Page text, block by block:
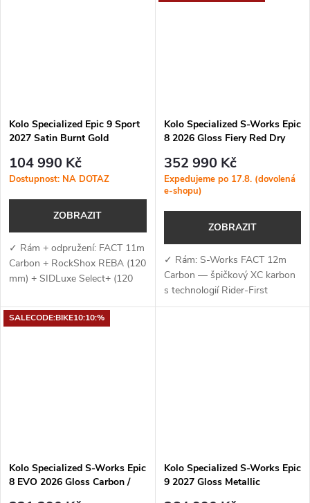
Kolo Specialized Epic 9 Sport
2027 Satin Burnt Gold
104 990 Kč
Dostupnost: NA DOTAZ
ZOBRAZIT
✓ Rám + odpružení: FACT 11m
Carbon + RockShox REBA (120
mm) + SIDLuxe Select+ (120
XC geometrií a efektivní
odpružení pro rychlou a stabilní
Kolo Specialized S-Works Epic
8 2026 Gloss Fiery Red Dry
352 990 Kč
Expedujeme po 17.8. (dovolená
e-shopu)
ZOBRAZIT
✓ Rám: S-Works FACT 12m
Carbon — špičkový XC karbon
s technologií Rider-First
Engineered™, progresivní
SALECODE:BIKE10:10:%
Kolo Specialized S-Works Epic
8 EVO 2026 Gloss Carbon /
Kolo Specialized S-Works Epic
9 2027 Gloss Metallic